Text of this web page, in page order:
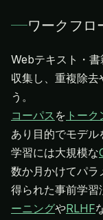
ワークフロ
Webテキスト・
収集し、重複除
コーパス を トー
あり目的でモデル
学習には大規模な
数か月かけてパラ
得られた事前学習
ーニングやRLHF